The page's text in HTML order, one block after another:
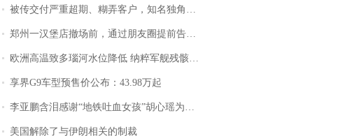
被传交付严重超期、糊弄客户，知名独角兽车企创始人回应：都没证据，将依法采取措施，“本人长期与美国交管局保持沟通，对方表示肯定”
郑州一汉堡店撤场前，通过朋友圈提前告知逐一退费，有顾客仅剩1元也全被退回，分文不少；顾客：言而有信，让人感动
欧洲高温致多瑙河水位降低 纳粹军舰残骸重见天日
享界G9车型预售价公布：43.98万起
李亚鹏含泪感谢“地铁吐血女孩”胡心瑶为嫣然天使捐99999元：这份捐赠太沉重，尊重其捐赠意愿，个人向胡心瑶和她的病友之家各捐赠99999元
美国解除了与伊朗相关的制裁